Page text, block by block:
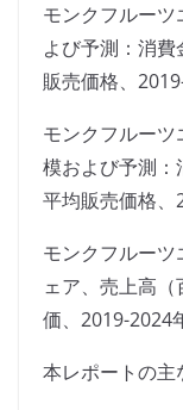
モンクフルー
よび予測：消
販売価格、
モンクフルー
模および予測：
平均販売価格、
モンクフルー
ェア、売上高
価、2019-2024
本レポートの主